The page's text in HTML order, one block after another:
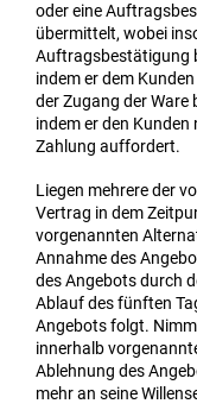
oder eine
übermittelt, wobei
Auftragsbestätigung
indem er dem
der Zugang der Ware
indem er den
Zahlung auffordert.
Liegen mehrere der
Vertrag in dem
vorgenannten
Annahme des
des Angebots durch
Ablauf des fünften
Angebots folgt.
innerhalb
Ablehnung des
mehr an seine